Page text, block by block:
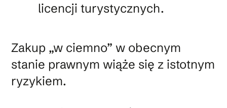
licencji turystycznych.
Zakup „w ciemno” w obecnym
stanie prawnym wiąże się z istotnym
ryzykiem.